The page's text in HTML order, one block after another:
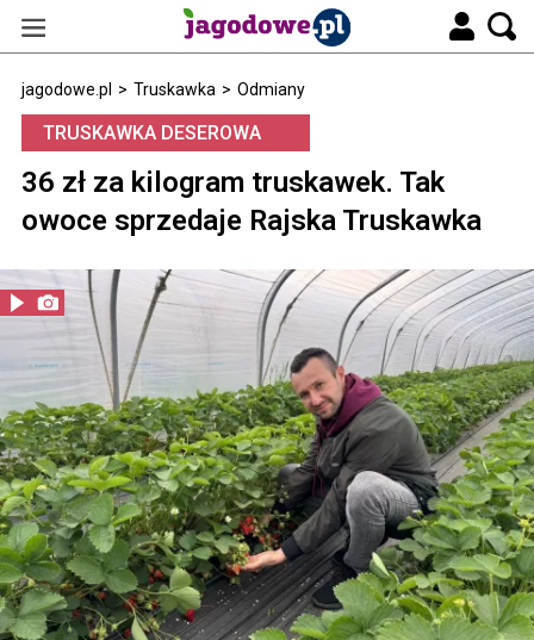
jagodowe.pl > Truskawka > Odmiany
TRUSKAWKA DESEROWA
36 zł za kilogram truskawek. Tak
owoce sprzedaje Rajska Truskawka